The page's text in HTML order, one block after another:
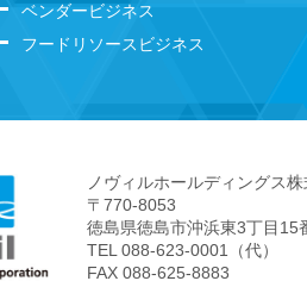
ベンダービジネス
フードリソースビジネス
ノヴィルホールディングス
〒770-8053
徳島県徳島市沖浜東3丁目15
TEL 088-623-0001（代）
FAX 088-625-8883